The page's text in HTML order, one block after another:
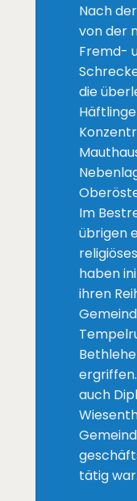
Nach
von der
Fremd-
die
Im
übrigen
haben
ihren
auch
tätig war.